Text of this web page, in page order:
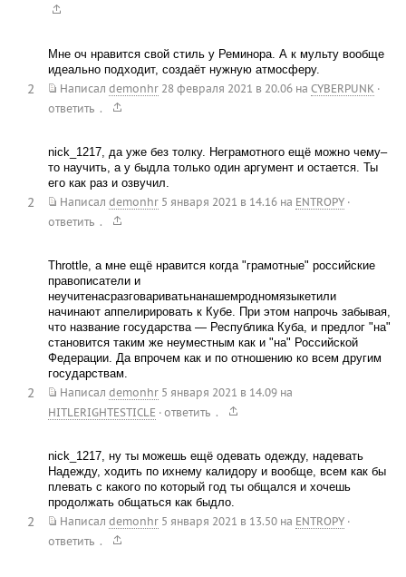
Мне оч нравится свой стиль у Реминора. А к мульту вообще
идеально подходит, создаёт нужную атмосферу.
Написал demonhr 28 февраля 2021 в 20.06на CYBERPUNK ·
ответить .
2
nick_1217, да уже без толку. Неграмотного ещё можно чему–
то научить, а у быдла только один аргумент и остается. Ты
его как раз и озвучил.
Написал demonhr 5 января 2021 в 14.16на ENTROPY ·
ответить .
2
Throttle, а мне ещё нравится когда "грамотные" российские
правописатели и
неучитенасразговариватьнанашемродномязыкетили
начинают аппелирировать к Кубе. При этом напрочь забывая,
что название государства — Республика Куба, и предлог "на"
становится таким же неуместным как и "на" Российской
Федерации. Да впрочем как и по отношению ко всем другим
государствам.
Написал demonhr 5 января 2021 в 14.09на
HITLERIGHTESTICLE · ответить .
2
nick_1217, ну ты можешь ещё одевать одежду, надевать
Надежду, ходить по ихнему калидору и вообще, всем как бы
плевать с какого по который год ты общался и хочешь
продолжать общаться как быдло.
Написал demonhr 5 января 2021 в 13.50на ENTROPY ·
ответить .
2